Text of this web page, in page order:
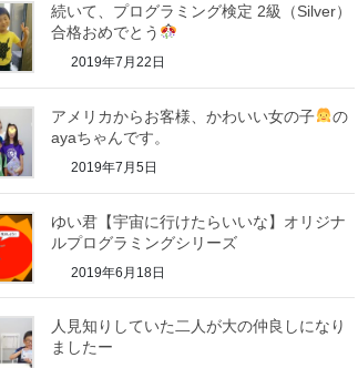
続いて、プログラミング検定 2級（Silver）
合格おめでとう
2019年7月22日
アメリカからお客様、かわいい女の子
の
ayaちゃんです。
2019年7月5日
ゆい君【宇宙に行けたらいいな】オリジナ
ルプログラミングシリーズ
2019年6月18日
人見知りしていた二人が大の仲良しになり
ましたー